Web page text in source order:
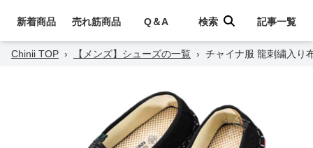
新着商品 売れ筋商品 Q＆A 検索 記事一覧
Chinii TOP › 【メンズ】シューズの一覧 › チャイナ服 龍刺繍入り